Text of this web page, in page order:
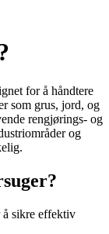
for å håndtere
som grus, jord, og
rengjørings- og
og
å sikre effektiv